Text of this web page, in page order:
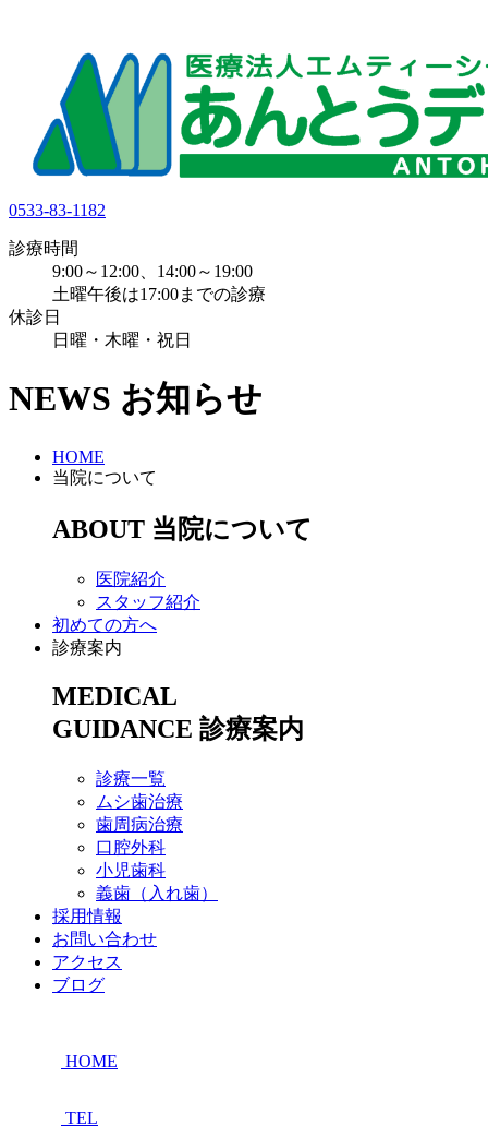
0533-83-1182
診療時間
9:00～12:00、14:00～19:00
土曜午後は17:00までの診療
休診日
日曜・木曜・祝日
NEWS お知らせ
HOME
当院について
ABOUT 当院について
医院紹介
スタッフ紹介
初めての方へ
診療案内
MEDICAL
GUIDANCE 診療案内
診療一覧
ムシ歯治療
歯周病治療
口腔外科
小児歯科
義歯（入れ歯）
採用情報
お問い合わせ
アクセス
ブログ
HOME
TEL